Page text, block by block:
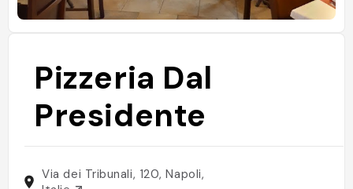
Pizzeria Dal
Presidente
Via dei Tribunali, 120, Napoli,